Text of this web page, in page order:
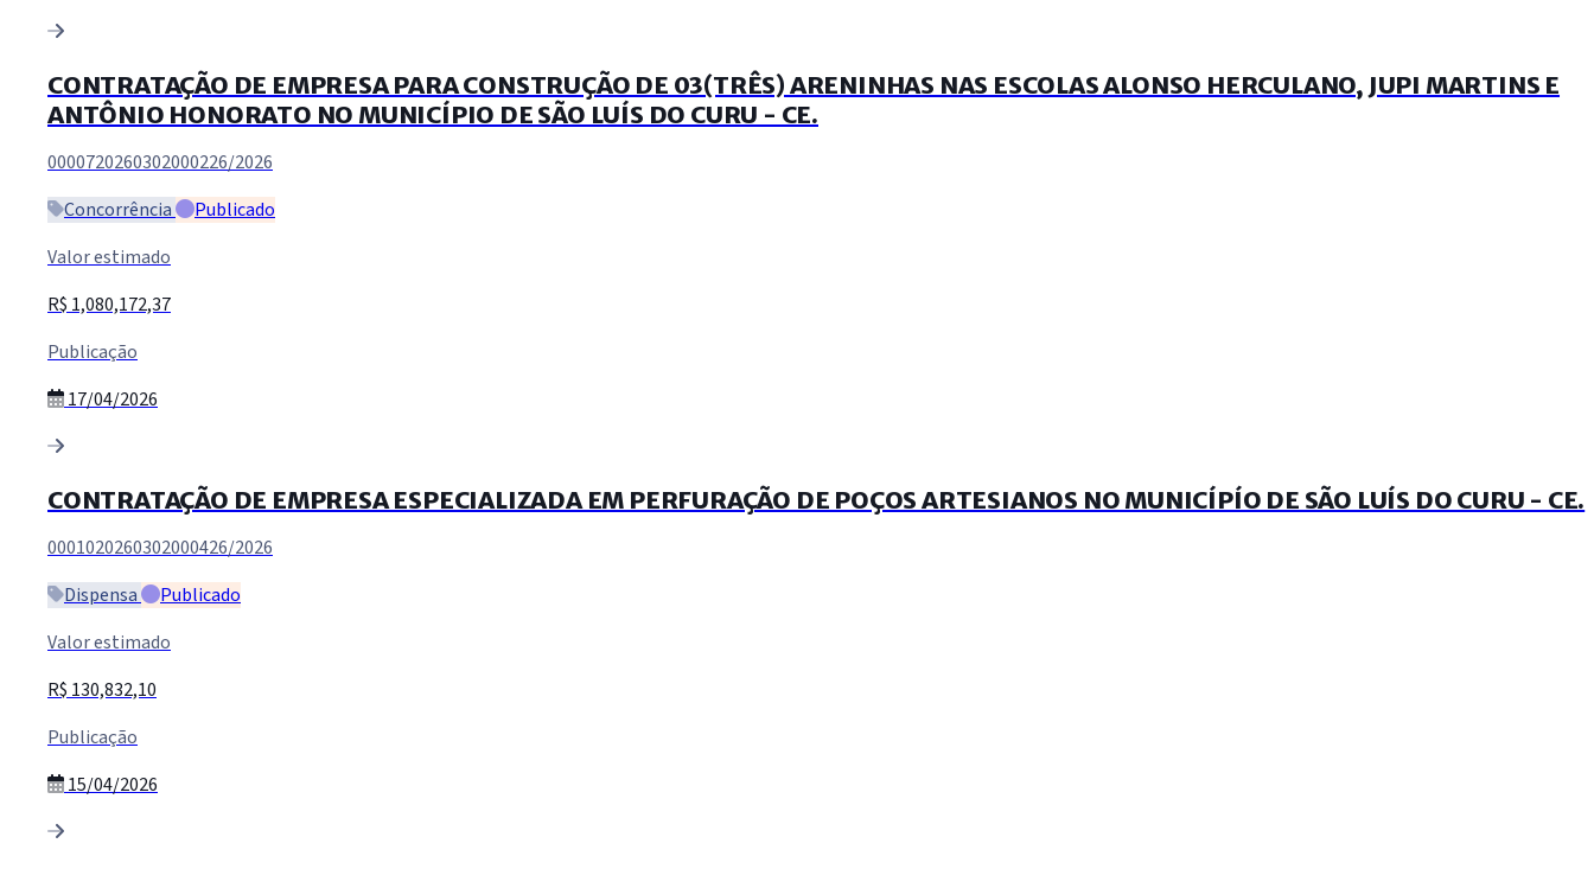
CONTRATAÇÃO DE EMPRESA PARA CONSTRUÇÃO DE 03(TRÊS) ARENINHAS NAS ESCOLAS ALONSO HERCULANO, JUPI MARTINS E
ANTÔNIO HONORATO NO MUNICÍPIO DE SÃO LUÍS DO CURU - CE.
0000720260302000226/2026
Concorrência
Publicado
Valor estimado
R$ 1,080,172,37
Publicação
17/04/2026
CONTRATAÇÃO DE EMPRESA ESPECIALIZADA EM PERFURAÇÃO DE POÇOS ARTESIANOS NO MUNICÍPÍO DE SÃO LUÍS DO CURU - CE.
0001020260302000426/2026
Dispensa
Publicado
Valor estimado
R$ 130,832,10
Publicação
15/04/2026